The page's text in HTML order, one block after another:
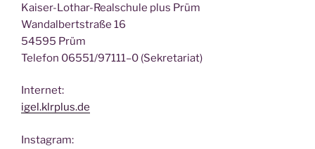
Kai­ser-Lothar-Real­schu­le plus Prüm
Wan­dal­bert­stra­ße 16
54595 Prüm
Tele­fon 06551/97111–0 (Sekre­ta­ri­at)
Inter­net:
igel.klrplus.de
Insta­gram: